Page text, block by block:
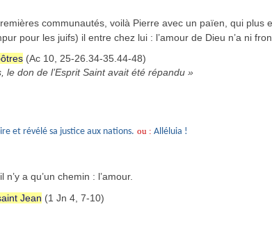
communautés, voilà Pierre avec un païen, qui plus
pour les juifs) il entre chez lui : l’amour de Dieu n’a ni
(Ac 10, 25-26.34-35.44-48)
don de l’Esprit Saint avait été répandu »
et révélé sa justice aux nations. ou : Alléluia !
a qu’un chemin : l’amour.
Jean (1 Jn 4, 7-10)